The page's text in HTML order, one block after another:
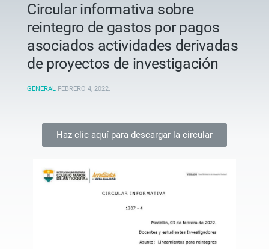
Circular informativa sobre
reintegro de gastos por pagos
asociados actividades derivadas
de proyectos de investigación
GENERAL FEBRERO 4, 2022.
Haz clic aquí para descargar la circular